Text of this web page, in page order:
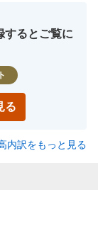
するとご覧に
る
内訳をもっと見る